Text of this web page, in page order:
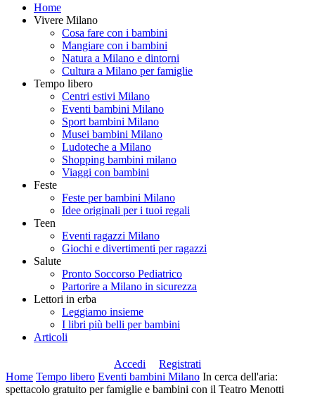
Home
Vivere Milano
Cosa fare con i bambini
Mangiare con i bambini
Natura a Milano e dintorni
Cultura a Milano per famiglie
Tempo libero
Centri estivi Milano
Eventi bambini Milano
Sport bambini Milano
Musei bambini Milano
Ludoteche a Milano
Shopping bambini milano
Viaggi con bambini
Feste
Feste per bambini Milano
Idee originali per i tuoi regali
Teen
Eventi ragazzi Milano
Giochi e divertimenti per ragazzi
Salute
Pronto Soccorso Pediatrico
Partorire a Milano in sicurezza
Lettori in erba
Leggiamo insieme
I libri più belli per bambini
Articoli
Accedi
Registrati
Home Tempo libero Eventi bambini Milano In cerca dell'aria:
spettacolo gratuito per famiglie e bambini con il Teatro Menotti